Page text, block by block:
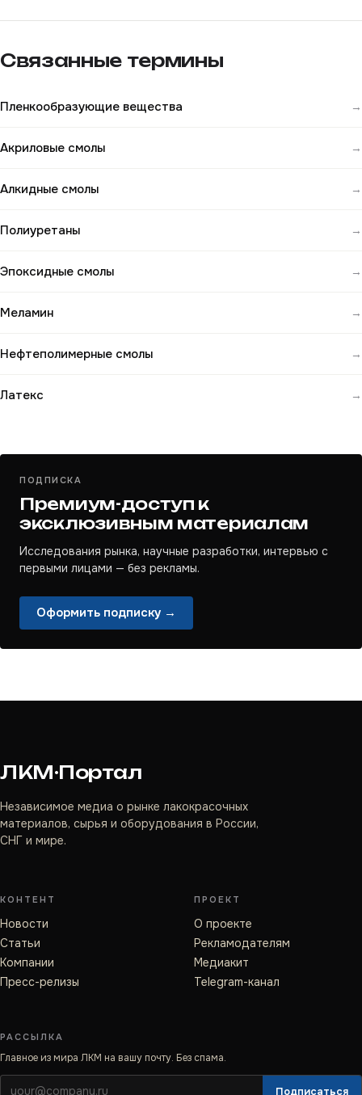
Связанные термины
Пленкообразующие вещества →
Акриловые смолы →
Алкидные смолы →
Полиуретаны →
Эпоксидные смолы →
Меламин →
Нефтеполимерные смолы →
Латекс →
ПОДПИСКА
Премиум-доступ к
эксклюзивным материалам
Исследования рынка, научные разработки, интервью с
первыми лицами — без рекламы.
Оформить подписку →
ЛКМ·Портал
Независимое медиа о рынке лакокрасочных
материалов, сырья и оборудования в России,
СНГ и мире.
КОНТЕНТ
Новости
Статьи
Компании
Пресс-релизы
ПРОЕКТ
О проекте
Рекламодателям
Медиакит
Telegram-канал
РАССЫЛКА
Главное из мира ЛКМ на вашу почту. Без спама.
Подписаться